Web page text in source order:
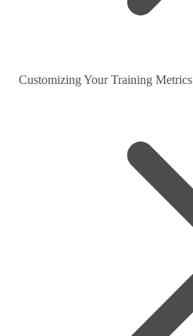
Customizing Your Training Metrics